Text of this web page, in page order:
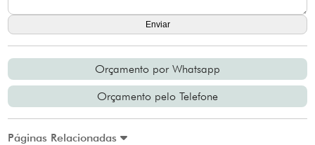
Orçamento por Whatsapp
Orçamento pelo Telefone
Páginas Relacionadas